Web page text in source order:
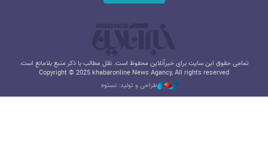
تمامی حقوق این سایت برای خبرآنلاین محفوظ است. نقل مطالب با ذکر منبع بلامانع است.
Copyright © 2025 khabaronline News Agancy, All rights reserved
طراحی و تولید: نستوه